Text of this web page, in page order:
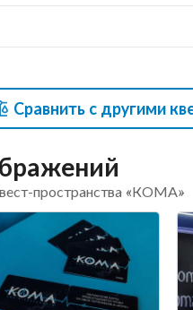
Сравнить с другими
пространства «КОМА»